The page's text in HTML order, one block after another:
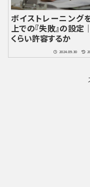
ボイストレーニング
上での『失敗』の設定
くらい許容するか
2024.09.30